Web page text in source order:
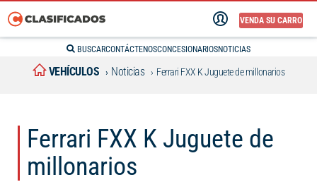
VENDA SU CARRO
BUSCARCONTÁCTENOSCONCESIONARIOSNOTICIAS
VEHÍCULOS Noticias Ferrari FXX K Juguete de millonarios
Ferrari FXX K Juguete de
millonarios